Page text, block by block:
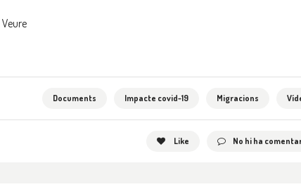
Veure
Documents Impacte covid-19 Migracions
Like No hi ha